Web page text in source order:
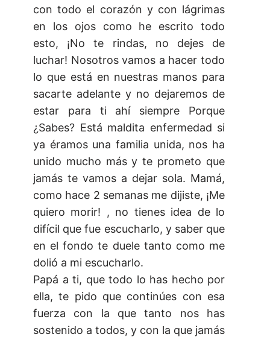
con todo el corazón y con lágrimas
en los ojos como he escrito todo
esto, ¡No te rindas, no dejes de
luchar! Nosotros vamos a hacer todo
lo que está en nuestras manos para
sacarte adelante y no dejaremos de
estar para ti ahí siempre Porque
¿Sabes? Está maldita enfermedad si
ya éramos una familia unida, nos ha
unido mucho más y te prometo que
jamás te vamos a dejar sola. Mamá,
como hace 2 semanas me dijiste, ¡Me
quiero morir! , no tienes idea de lo
difícil que fue escucharlo, y saber que
en el fondo te duele tanto como me
dolió a mi escucharlo.
Papá a ti, que todo lo has hecho por
ella, te pido que continúes con esa
fuerza con la que tanto nos has
sostenido a todos, y con la que jamás